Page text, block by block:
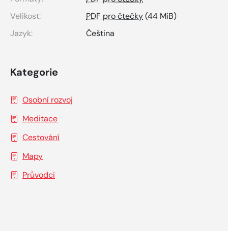
Velikost:
PDF pro čtečky(44 MiB)
Jazyk:
Čeština
Kategorie
Osobní rozvoj
Meditace
Cestování
Mapy
Průvodci